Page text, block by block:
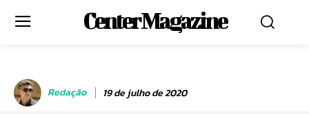
Center Magazine
Redação 19 de julho de 2020